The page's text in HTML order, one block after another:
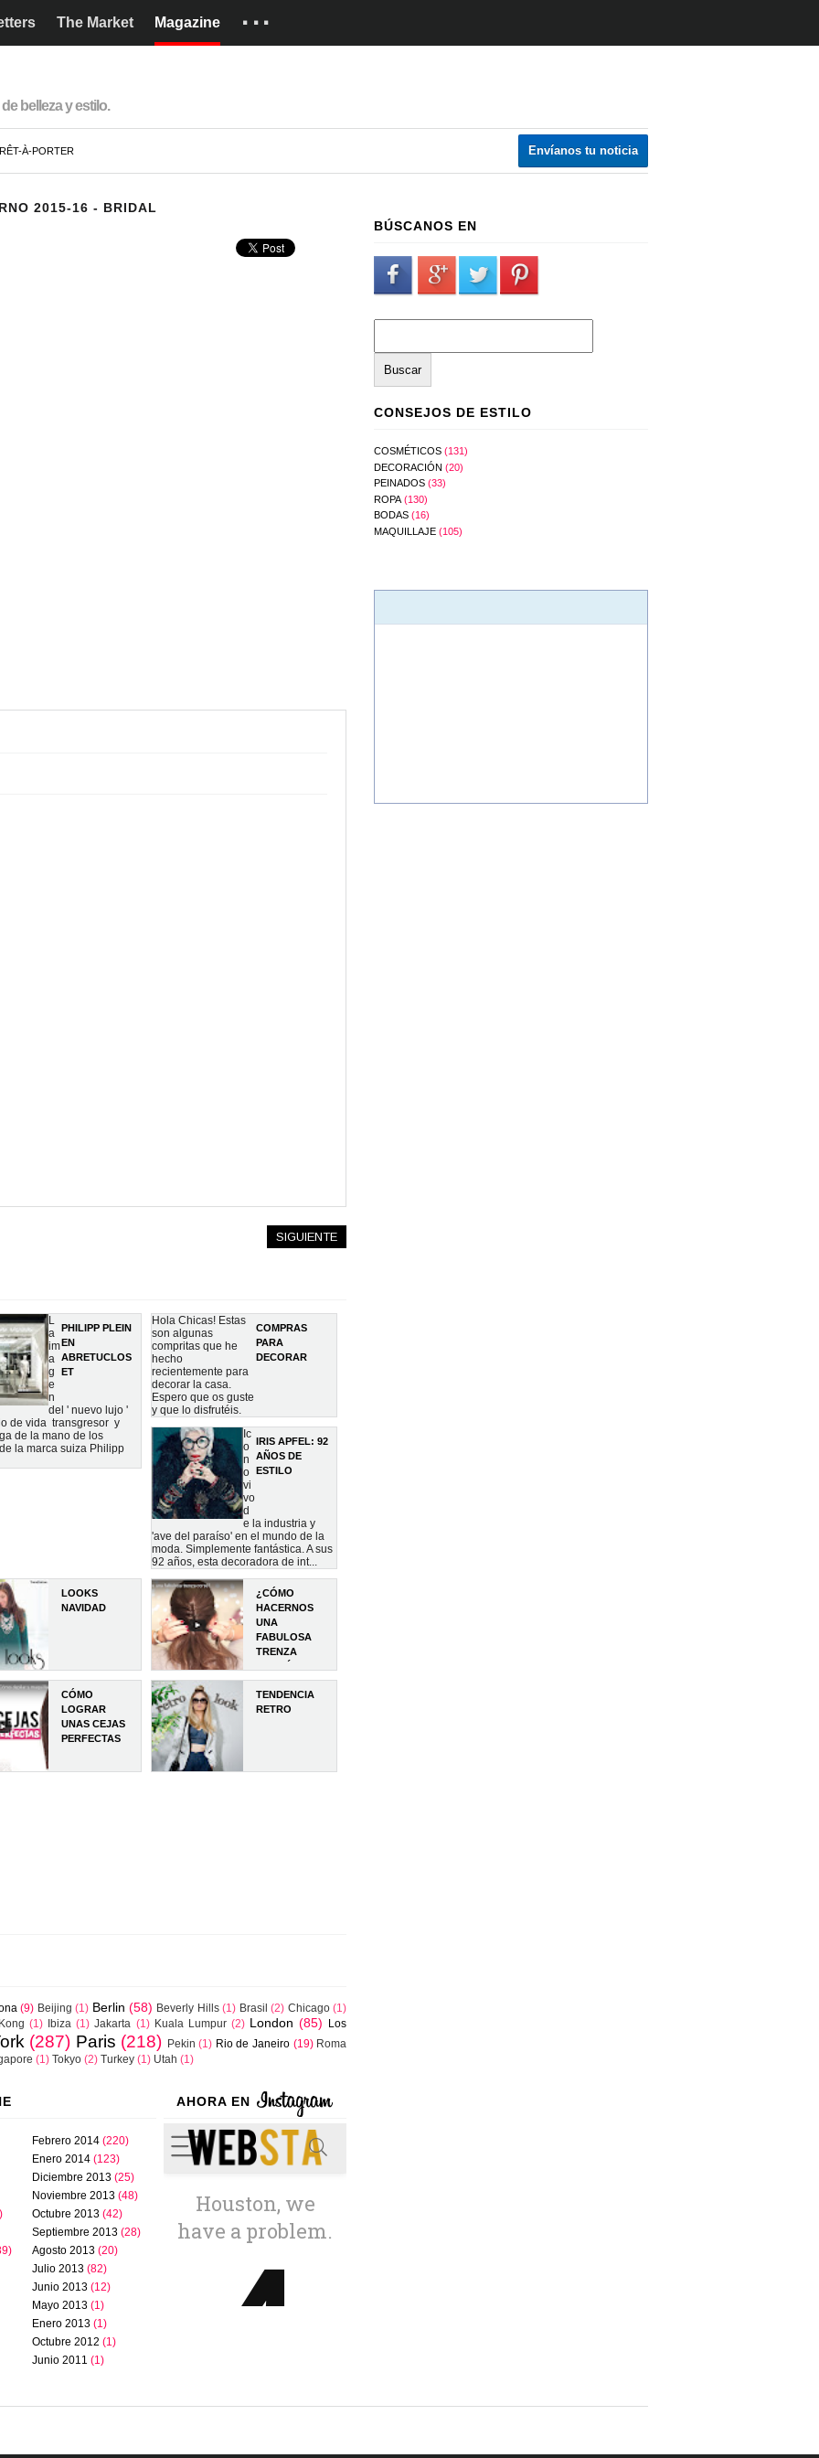
The Market Magazine ···
English
belleza y estilo.
À-PORTER Envíanos tu noticia
2015-16 - BRIDAL
SIGUIENTE
PHILIPP PLEIN
EN
ABRETUCLOS
ET
L
a
im
a
g
e
n
del ' nuevo lujo '
de vida transgresor y
de la mano de los
la marca suiza Philipp
COMPRAS
PARA
DECORAR
Hola Chicas! Estas
son algunas
compritas que he
hecho
recientemente para
decorar la casa.
Espero que os guste
y que lo disfrutéis.
IRIS APFEL: 92
AÑOS DE
ESTILO
Ic
o
n
o
vi
vo
d
e la industria y
'ave del paraíso' en el mundo de la
moda. Simplemente fantástica. A sus
92 años, esta decoradora de int...
LOOKS
NAVIDAD
¿CÓMO
HACERNOS
UNA
FABULOSA
TRENZA
CÓMO
LOGRAR
UNAS CEJAS
PERFECTAS
TENDENCIA
RETRO
(9) Beijing (1) Berlin (58) Beverly Hills (1) Brasil (2) Chicago (1)
(1) Ibiza (1) Jakarta (1) Kuala Lumpur (2) London (85)
Los
(287) Paris (218) Pekin (1) Rio de Janeiro (19) Roma
(1) Tokyo (2) Turkey (1) Utah (1)
Febrero 2014 (220)
Enero 2014 (123)
Diciembre 2013 (25)
Noviembre 2013 (48)
Octubre 2013 (42)
Septiembre 2013 (28)
Agosto 2013 (20)
Julio 2013 (82)
Junio 2013 (12)
Mayo 2013 (1)
Enero 2013 (1)
Octubre 2012 (1)
Junio 2011 (1)
AHORA EN
BÚSCANOS EN
CONSEJOS DE ESTILO
COSMÉTICOS (131)
DECORACIÓN (20)
PEINADOS (33)
ROPA (130)
BODAS (16)
MAQUILLAJE (105)